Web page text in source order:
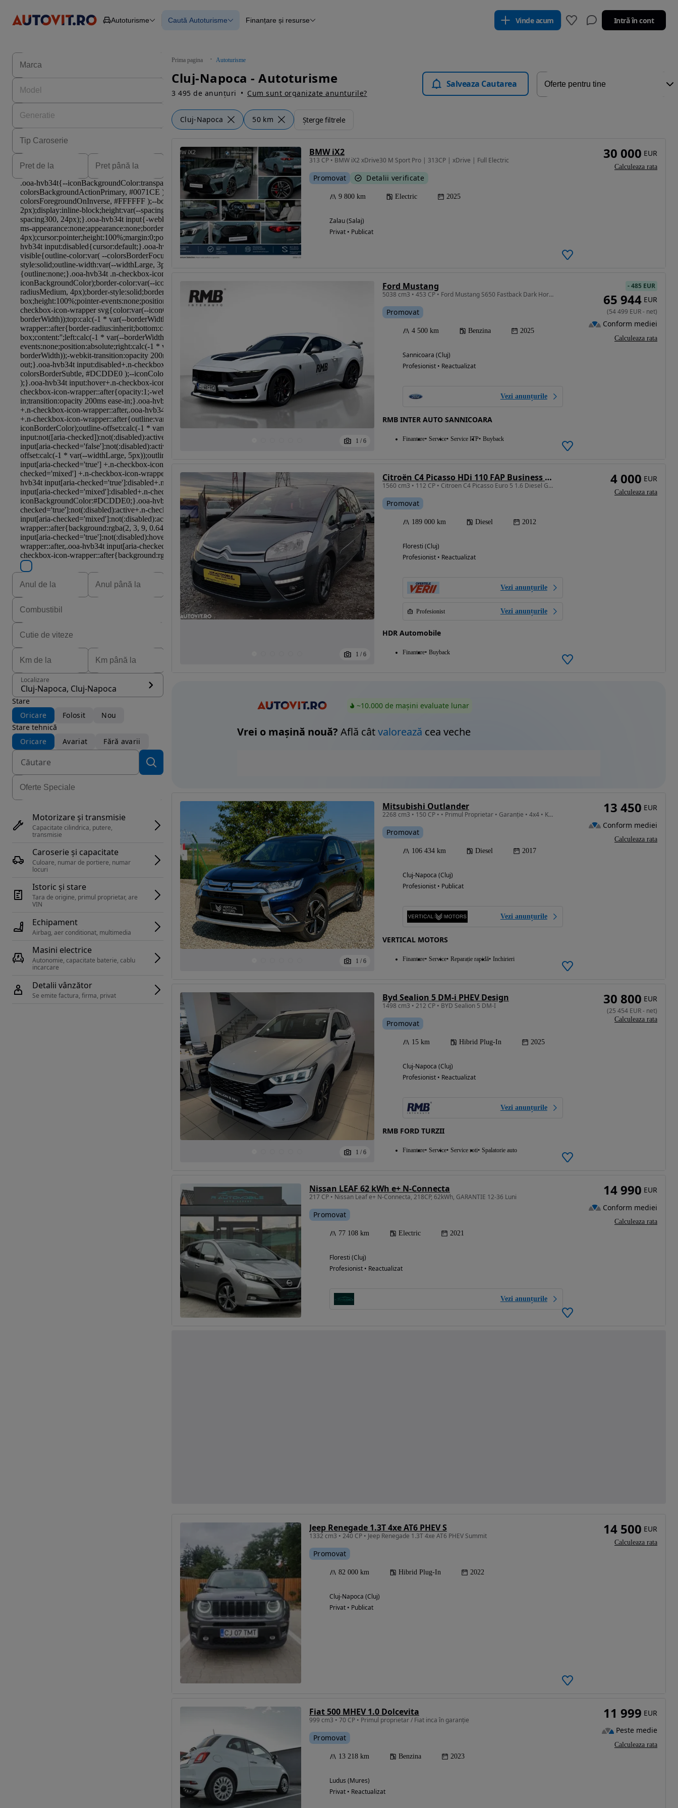
Autoturisme
Motociclete
Autoturisme
Mașini electrice
Mașini cu detalii verificate
Caută Autoturisme Finanțare și resurse Vinde acum Intră în cont
Prima pagina Autoturisme
Cluj-Napoca - Autoturisme
3 495 de anunțuri Cum sunt organizate anunturile?
Salveaza Cautarea
Cluj-Napoca 50 km Șterge filtrele
Eligibil pentru
finantare
Localizare
Cluj-Napoca, Cluj-Napoca
Stare
Oricare
Folosit
Nou
Stare tehnică
Oricare
Avariat Fără avarii
Motorizare și transmisie
Capacitate cilindrica, putere,
transmisie
Caroserie și capacitate
Culoare, numar de portiere, numar
locuri
Istoric și stare
Tara de origine, primul proprietar, are
Echipament
Airbag, aer conditionat, multimedia
Masini electrice
Autonomie, capacitate baterie, cablu
Detalii vânzător
Se emite factura, firma, privat
BMW iX2
313 CP • BMW iX2 xDrive30 M Sport Pro | 313CP | xDrive | Full Electric
Promovat Detalii verificate
9 800 km Electric 2025
Zalau (Salaj)
Privat • Publicat
30 000 EUR
Calculeaza rata
1 / 6
Ford Mustang
5038 cm3 • 453 CP • Ford Mustang S650 Fastback Dark Horse 5.0 V8 454 CP A10 RWD
Promovat
4 500 km Benzina 2025
Sannicoara (Cluj)
Profesionist • Reactualizat
Vezi anunțurile
RMB INTER AUTO SANNICOARA
Finantare Service Service ITP Buyback
-485 EUR
65 944 EUR
(54 499 EUR- net)
Conform mediei
Calculeaza rata
1 / 6
Citroën C4 Picasso HDi 110 FAP Business Class
1560 cm3 • 112 CP • Citroen C4 Picasso Euro 5 1.6 Diesel Garantie/Rate
Promovat
189 000 km Diesel 2012
Floresti (Cluj)
Profesionist • Reactualizat
Vezi anunțurile
Profesionist Vezi anunțurile
HDR Automobile
Finantare Buyback
4 000 EUR
Calculeaza rata
~10.000 de mașini evaluate lunar
Vrei o mașină nouă? Află câtvalorează cea veche
1 / 6
Mitsubishi Outlander
2268 cm3 • 150 CP • • Primul Proprietar • Garanție • 4x4 • Km Certificați • Service Nou
Promovat
106 434 km Diesel 2017
Cluj-Napoca (Cluj)
Profesionist • Publicat
Vezi anunțurile
VERTICAL MOTORS
Finantare Service Reparație rapidă Inchirieri
13 450 EUR
Conform mediei
Calculeaza rata
1 / 6
Byd Sealion 5 DM-i PHEV Design
1498 cm3 • 212 CP • BYD Sealion 5 DM-I
Promovat
15 km Hibrid Plug-In 2025
Cluj-Napoca (Cluj)
Profesionist • Reactualizat
Vezi anunțurile
RMB FORD TURZII
Finantare Service Service roti Spalatorie auto
30 800 EUR
(25 454 EUR- net)
Calculeaza rata
Nissan LEAF 62 kWh e+ N-Connecta
217 CP • Nissan Leaf e+ N-Connecta, 218CP, 62kWh, GARANTIE 12-36 Luni
Promovat
77 108 km Electric 2021
Floresti (Cluj)
Profesionist • Reactualizat
Vezi anunțurile
14 990 EUR
Conform mediei
Calculeaza rata
Jeep Renegade 1.3T 4xe AT6 PHEV S
1332 cm3 • 240 CP • Jeep Renegade 1.3T 4xe AT6 PHEV Summit
Promovat
82 000 km Hibrid Plug-In 2022
Cluj-Napoca (Cluj)
Privat • Publicat
14 500 EUR
Calculeaza rata
Fiat 500 MHEV 1.0 Dolcevita
999 cm3 • 70 CP • Primul proprietar / Fiat inca în garanție
Promovat
13 218 km Benzina 2023
Ludus (Mures)
Privat • Reactualizat
11 999 EUR
Peste medie
Calculeaza rata